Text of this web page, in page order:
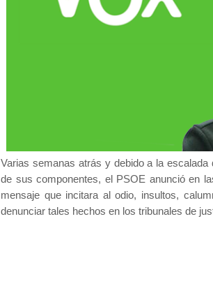
Varias semanas atrás y debido a la
de sus componentes, el PSOE anunció en
mensaje que incitara al odio, insultos,
denunciar tales hechos en los tribunales de